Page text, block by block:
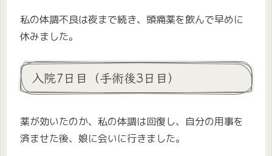
私の体調不良は夜まで続き、頭痛薬を飲んで早めに
休みました。
入院7日目（手術後3日目）
薬が効いたのか、私の体調は回復し、自分の用事を
済ませた後、娘に会いに行きました。